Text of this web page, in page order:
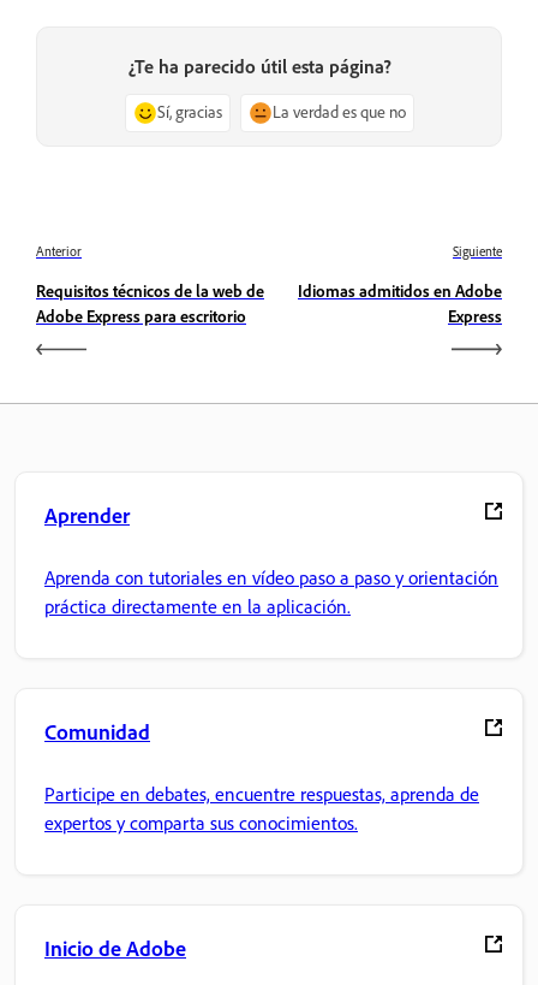
¿Te ha parecido útil esta página?
Sí, gracias La verdad es que no
Anterior
Requisitos técnicos de la web de
Adobe Express para escritorio
Siguiente
Idiomas admitidos en Adobe
Express
Aprender
Aprenda con tutoriales en vídeo paso a paso y orientación
práctica directamente en la aplicación.
Comunidad
Participe en debates, encuentre respuestas, aprenda de
expertos y comparta sus conocimientos.
Inicio de Adobe